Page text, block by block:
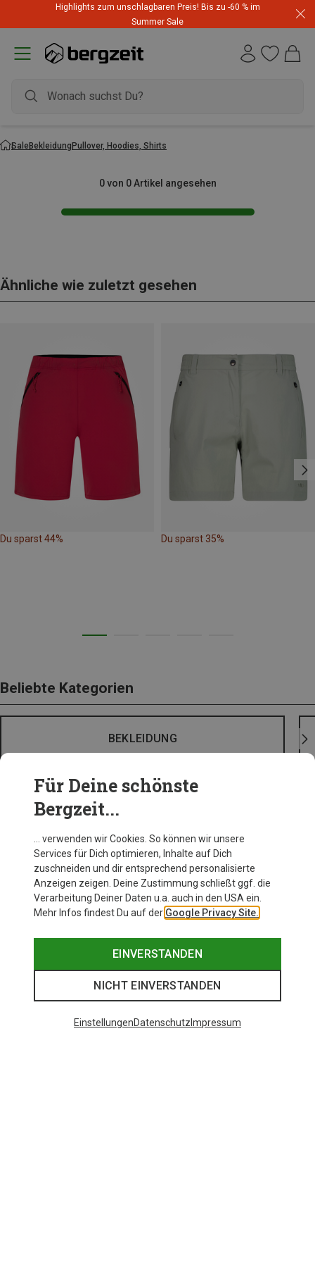
Highlights zum unschlagbaren Preis! Bis zu -60 % im
Summer Sale
SaleBekleidungPullover, Hoodies, Shirts
0 von 0 Artikel angesehen
Ähnliche wie zuletzt gesehen
Du sparst 44% Du sparst 35%
Beliebte Kategorien
BEKLEIDUNG
Für Deine schönste
Bergzeit...
… verwenden wir Cookies. So können wir unsere
Services für Dich optimieren, Inhalte auf Dich
zuschneiden und dir entsprechend personalisierte
Anzeigen zeigen. Deine Zustimmung schließt ggf. die
Verarbeitung Deiner Daten u.a. auch in den USA ein.
Mehr Infos findest Du auf der Google Privacy Site.
EINVERSTANDEN
NICHT EINVERSTANDEN
EinstellungenDatenschutz Impressum